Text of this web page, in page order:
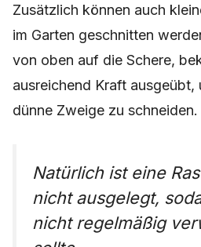
Zusätzlich können auch
im Garten geschnitten
von oben auf die Schere,
ausreichend Kraft ausgeübt,
dünne Zweige zu schneiden.
Natürlich ist eine
nicht ausgelegt,
nicht regelmäßig